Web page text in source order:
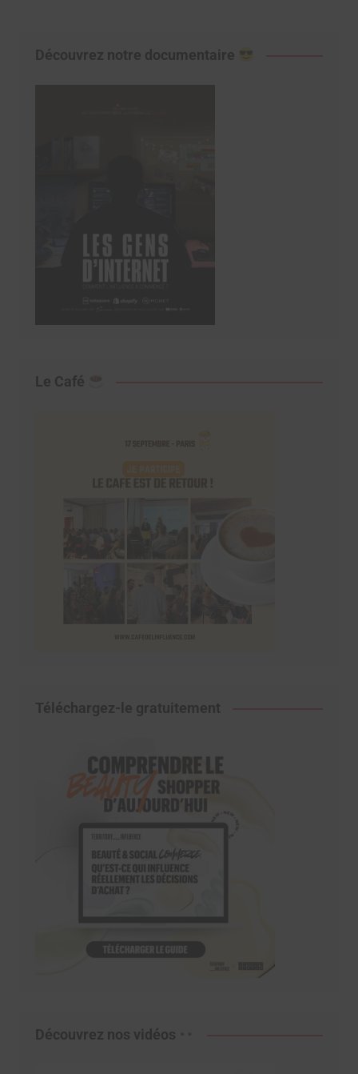
Découvrez notre documentaire
Le Café
Téléchargez-le gratuitement
Découvrez nos vidéos